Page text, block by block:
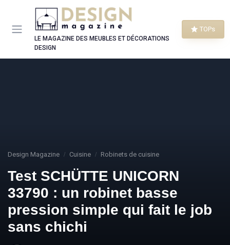
LE MAGAZINE DES MEUBLES ET DÉCORATIONS
DESIGN
TOPs
Design Magazine Cuisine Robinets de cuisine
Test SCHÜTTE UNICORN
33790 : un robinet basse
pression simple qui fait le job
sans chichi
Panneau de gestion des cookies